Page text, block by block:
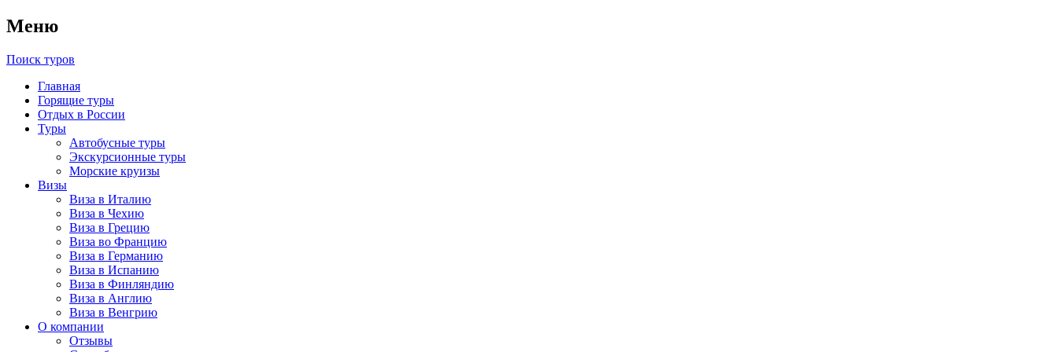
Меню
Поиск туров
Главная
Горящие туры
Отдых в России
Туры
Автобусные туры
Экскурсионные туры
Морские круизы
Визы
Виза в Италию
Виза в Чехию
Виза в Грецию
Виза во Францию
Виза в Германию
Виза в Испанию
Виза в Финляндию
Виза в Англию
Виза в Венгрию
О компании
Отзывы